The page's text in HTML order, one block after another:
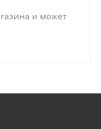
и может